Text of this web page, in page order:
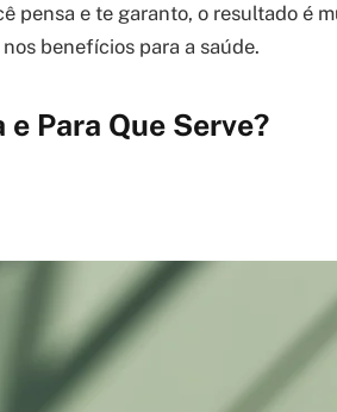
pensa e te garanto, o resultado é
benefícios para a saúde.
Para Que Serve?